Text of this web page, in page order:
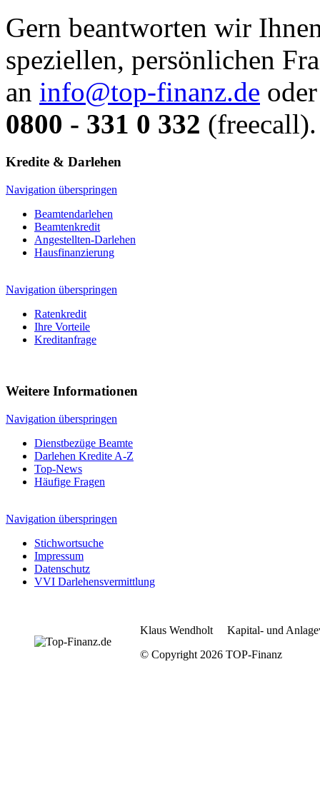
Gern beantworten wir
speziellen, persönlichen
an info@top-finanz.de
0800 - 331 0 332 (freecall).
Kredite & Darlehen
Navigation überspringen
Beamtendarlehen
Beamtenkredit
Angestellten-Darlehen
Hausfinanzierung
Navigation überspringen
Ratenkredit
Ihre Vorteile
Kreditanfrage
Weitere Informationen
Navigation überspringen
Dienstbezüge Beamte
Darlehen Kredite A-Z
Top-News
Häufige Fragen
Navigation überspringen
Stichwortsuche
Impressum
Datenschutz
VVI Darlehensvermittlung
Klaus Wendholt Kapital- und
© Copyright 2026 TOP-Finanz